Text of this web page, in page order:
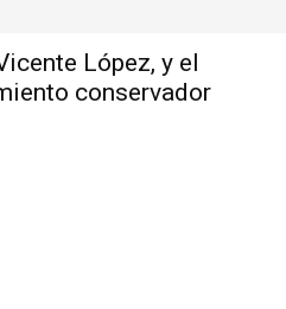
López, y el
conservador